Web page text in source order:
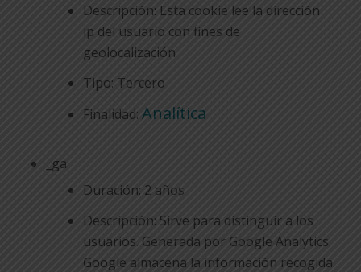
Descripción: Esta cookie lee la dirección
ip del usuario con fines de
geolocalización
Tipo: Tercero
Finalidad: Analítica
_ga
Duración: 2 años
Descripción: Sirve para distinguir a los
usuarios. Generada por Google Analytics.
Google almacena la información recogida